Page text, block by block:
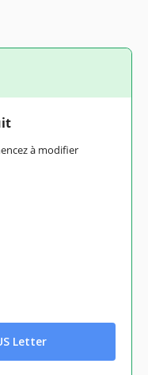
à modifier
Letter